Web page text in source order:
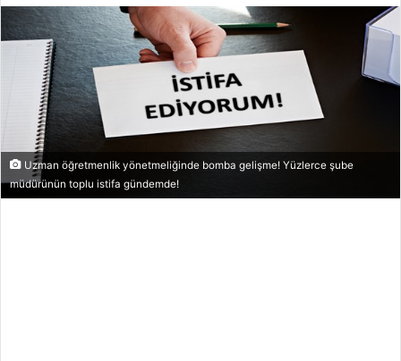
l
l
o
w
o
n
r
e
p
o
s
a
Uzman öğretmenlik yönetmeliğinde bomba gelişme! Yüzlerce şube
müdürünün toplu istifa gündemde!